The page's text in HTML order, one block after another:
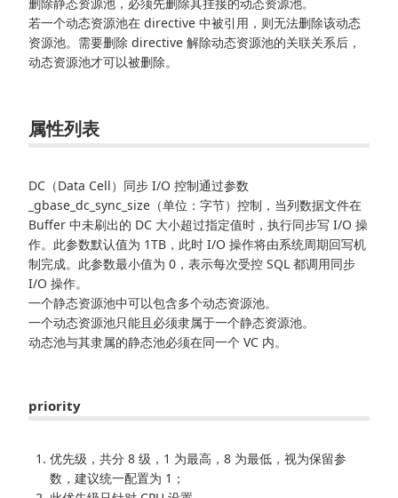
删除静态资源池，必须先删除其挂接的动态资源池。
若一个动态资源池在 directive 中被引用，则无法删除该动态
资源池。需要删除 directive 解除动态资源池的关联关系后，
动态资源池才可以被删除。
属性列表
DC（Data Cell）同步 I/O 控制通过参数
_gbase_dc_sync_size（单位：字节）控制，当列数据文件在
Buffer 中未刷出的 DC 大小超过指定值时，执行同步写 I/O 操
作。此参数默认值为 1TB，此时 I/O 操作将由系统周期回写机
制完成。此参数最小值为 0，表示每次受控 SQL 都调用同步
I/O 操作。
一个静态资源池中可以包含多个动态资源池。
一个动态资源池只能且必须隶属于一个静态资源池。
动态池与其隶属的静态池必须在同一个 VC 内。
priority
优先级，共分 8 级，1 为最高，8 为最低，视为保留参
数，建议统一配置为 1；